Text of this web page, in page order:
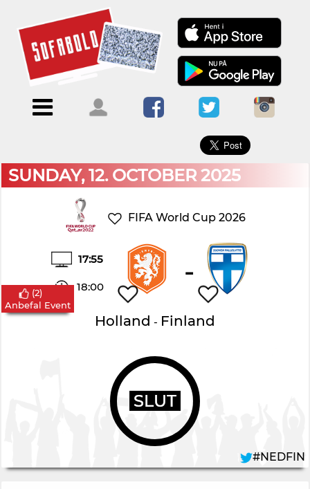
Menu
ForsideKalendere
Blogs
Om
Sofabold
Kontakt
bruger
ind
×
SUNDAY, 12. OCTOBER 2025
FIFA World Cup 2026
17:55
18:00 -
Holland - Finland
SLUT
(2)
Anbefal Event
#NEDFIN